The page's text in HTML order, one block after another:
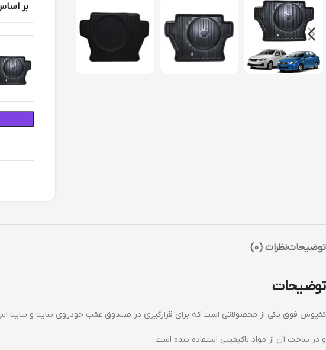
بر
توضیحاتنظرات (0)
توضیحات
کفپوش فوق یکی از محصولاتی است که برای قرارگیری در صندوق عقب خودروی ساینا و
و در ساخت آن از مواد باکیفیتی استفاده شده است.